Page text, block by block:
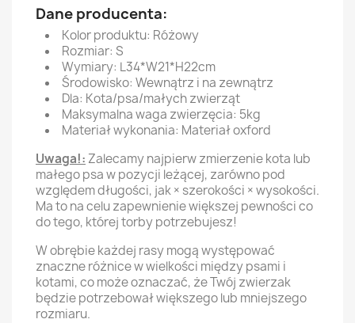
Dane producenta:
Kolor produktu: Różowy
Rozmiar: S
Wymiary: L34*W21*H22cm
Środowisko: Wewnątrz i na zewnątrz
Dla: Kota/psa/małych zwierząt
Maksymalna waga zwierzęcia: 5kg
Materiał wykonania: Materiał oxford
Uwaga!: Zalecamy najpierw zmierzenie kota lub
małego psa w pozycji leżącej, zarówno pod
względem długości, jak × szerokości × wysokości.
Ma to na celu zapewnienie większej pewności co
do tego, której torby potrzebujesz!
W obrębie każdej rasy mogą występować
znaczne różnice w wielkości między psami i
kotami, co może oznaczać, że Twój zwierzak
będzie potrzebował większego lub mniejszego
rozmiaru.